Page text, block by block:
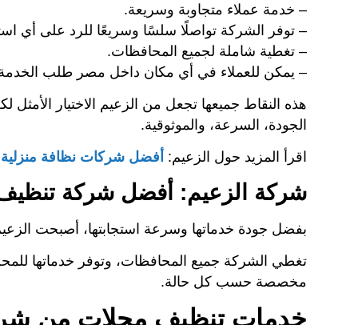
– خدمة عملاء متجاوبة وسريعة.
– توفر الشركة تواصلًا سلسًا وسريعًا للرد على أي
– تغطية شاملة لجميع المحافظات.
– يمكن للعملاء في أي مكان داخل مصر طلب
هذه النقاط جميعها تجعل من الزعيم الاختيار
الجودة، السرعة، والموثوقية.
اقرأ المزيد حول الزعيم: أفضل شركات نظافة
شركة الزعيم: أفضل شركة
بفضل جودة خدماتها وسرعة استجابتها، أصبحت
تغطي الشركة جميع المحافظات، وتوفر خدماتها
مخصصة حسب كل حالة.
خدمات تنظيف محلات من